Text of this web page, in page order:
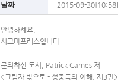
날짜 2015-09-30[10:58]
안녕하세요.
시그마프레스입니다.
문의하신 도서, Patrick Carnes 저
<그림자 밖으로 - 성중독의 이해, 제3판